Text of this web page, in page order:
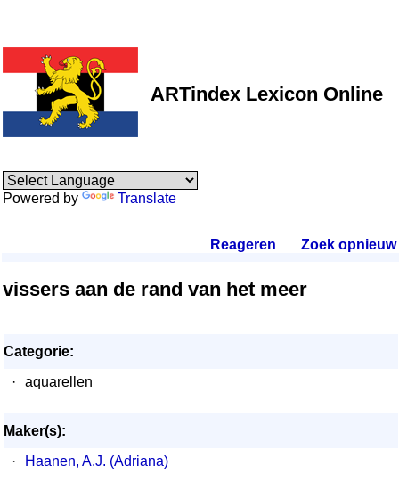
ARTindex Lexicon Online
Powered by Translate
Reageren Zoek opnieuw.
vissers aan de rand van het meer
Categorie:
·
aquarellen
Maker(s):
·
Haanen, A.J. (Adriana)